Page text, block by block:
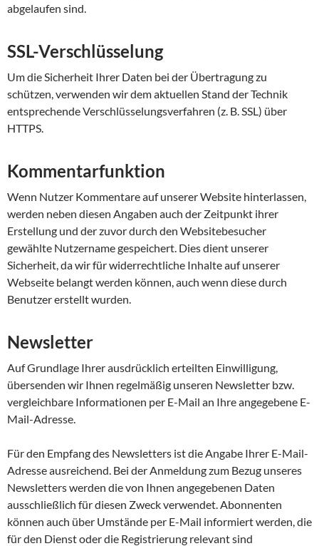
abgelaufen sind.
SSL-Verschlüsselung
Um die Sicherheit Ihrer Daten bei der Übertragung zu
schützen, verwenden wir dem aktuellen Stand der Technik
entsprechende Verschlüsselungsverfahren (z. B. SSL) über
HTTPS.
Kommentarfunktion
Wenn Nutzer Kommentare auf unserer Website hinterlassen,
werden neben diesen Angaben auch der Zeitpunkt ihrer
Erstellung und der zuvor durch den Websitebesucher
gewählte Nutzername gespeichert. Dies dient unserer
Sicherheit, da wir für widerrechtliche Inhalte auf unserer
Webseite belangt werden können, auch wenn diese durch
Benutzer erstellt wurden.
Newsletter
Auf Grundlage Ihrer ausdrücklich erteilten Einwilligung,
übersenden wir Ihnen regelmäßig unseren Newsletter bzw.
vergleichbare Informationen per E-Mail an Ihre angegebene E-
Mail-Adresse.
Für den Empfang des Newsletters ist die Angabe Ihrer E-Mail-
Adresse ausreichend. Bei der Anmeldung zum Bezug unseres
Newsletters werden die von Ihnen angegebenen Daten
ausschließlich für diesen Zweck verwendet. Abonnenten
können auch über Umstände per E-Mail informiert werden, die
für den Dienst oder die Registrierung relevant sind